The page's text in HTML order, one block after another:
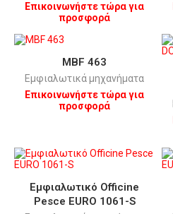
Επικοινωνήστε τώρα για
προσφορά
MBF 463
Εμφιαλωτικά μηχανήματα
Επικοινωνήστε τώρα για
προσφορά
Εμφιαλωτικό Οfficine
Pesce EURO 1061-S